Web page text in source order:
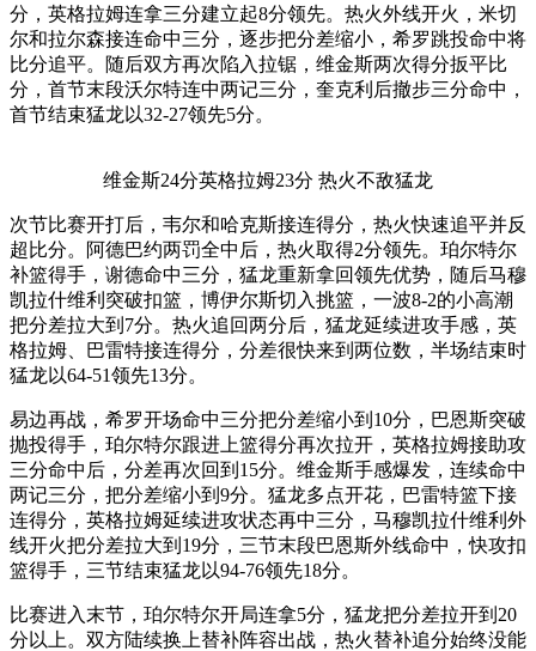
分，英格拉姆连拿三分建立起8分领先。热火外线开火，米切
尔和拉尔森接连命中三分，逐步把分差缩小，希罗跳投命中将
比分追平。随后双方再次陷入拉锯，维金斯两次得分扳平比
分，首节末段沃尔特连中两记三分，奎克利后撤步三分命中，
首节结束猛龙以32-27领先5分。
维金斯24分英格拉姆23分 热火不敌猛龙
次节比赛开打后，韦尔和哈克斯接连得分，热火快速追平并反
超比分。阿德巴约两罚全中后，热火取得2分领先。珀尔特尔
补篮得手，谢德命中三分，猛龙重新拿回领先优势，随后马穆
凯拉什维利突破扣篮，博伊尔斯切入挑篮，一波8-2的小高潮
把分差拉大到7分。热火追回两分后，猛龙延续进攻手感，英
格拉姆、巴雷特接连得分，分差很快来到两位数，半场结束时
猛龙以64-51领先13分。
易边再战，希罗开场命中三分把分差缩小到10分，巴恩斯突破
抛投得手，珀尔特尔跟进上篮得分再次拉开，英格拉姆接助攻
三分命中后，分差再次回到15分。维金斯手感爆发，连续命中
两记三分，把分差缩小到9分。猛龙多点开花，巴雷特篮下接
连得分，英格拉姆延续进攻状态再中三分，马穆凯拉什维利外
线开火把分差拉大到19分，三节末段巴恩斯外线命中，快攻扣
篮得手，三节结束猛龙以94-76领先18分。
比赛进入末节，珀尔特尔开局连拿5分，猛龙把分差拉开到20
分以上。双方陆续换上替补阵容出战，热火替补追分始终没能